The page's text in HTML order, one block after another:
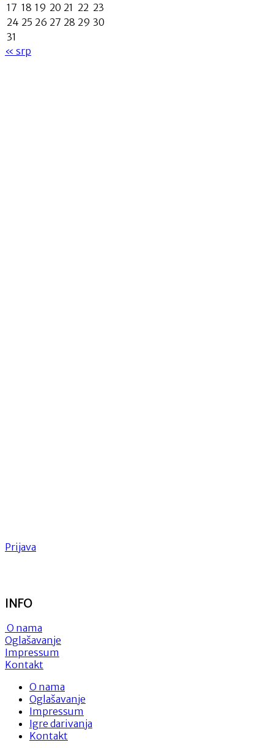
17 18 19 20 21 22 23
24 25 26 27 28 29 30
31
« srp
Prijava
INFO
O nama
Oglašavanje
Impressum
Kontakt
O nama
Oglašavanje
Impressum
Igre darivanja
Kontakt